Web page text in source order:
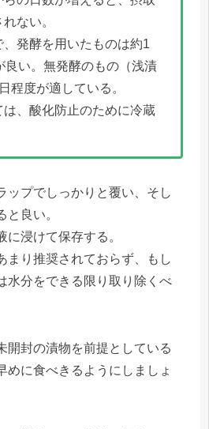
ない。
、発酵を用いたものは約1
良い。無発酵のもの（浅漬
程度が適している。
は、酸化防止のために冷蔵
ップでしっかりと覆い、そし
と良い。
浸けて保存する。
まり推奨されておらず、もし
水分をできる限り取り除くべ
開封の漬物を前提としている
めに食べきるようにしましょ